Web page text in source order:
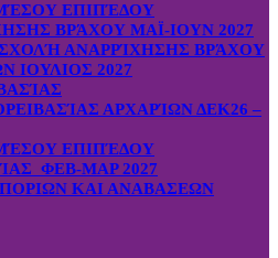
ΕΠΙΠΈΔΟΥ
ΒΡΆΧΟΥ ΜΑΪ-ΙΟΥΝ 2027
ΑΝΑΡΡΊΧΗΣΗΣ ΒΡΆΧΟΥ
ΙΟΥΛΙΟΣ 2027
ΑΡΧΑΡΊΩΝ ΔΕΚ26 –
ΕΠΙΠΈΔΟΥ
ΦΕΒ-ΜΑΡ 2027
ΚΑΙ ΑΝΑΒΑΣΕΩΝ